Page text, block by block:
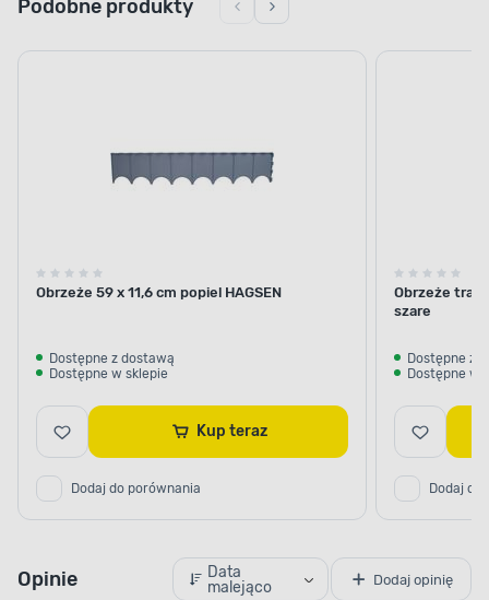
Podobne produkty
Obrzeże 59 x 11,6 cm popiel HAGSEN
Dostępne z dostawą
Dostępne w sklepie
Kup teraz
Dodaj do porównania
Obrzeże
szare
Dostępne z
Dostępne w
Dodaj do
Opinie
Data
malejąco
Dodaj opinię